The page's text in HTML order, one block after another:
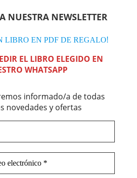
NUESTRA NEWSLETTER
LIBRO EN PDF DE REGALO!
EL LIBRO ELEGIDO EN
WHATSAPP
informado/a de todas
novedades y ofertas